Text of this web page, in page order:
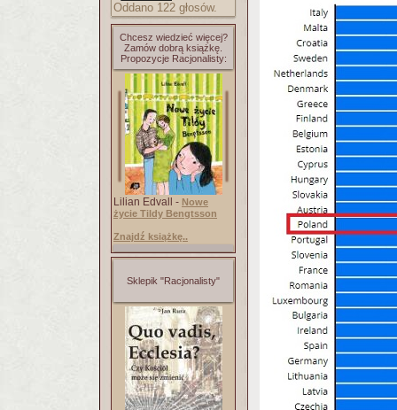
Oddano 122 głosów.
Chcesz wiedzieć więcej?
Zamów dobrą książkę.
Propozycje Racjonalisty:
Lilian Edvall - Nowe
życie Tildy Bengtsson
Znajdź książkę..
Sklepik "Racjonalisty"